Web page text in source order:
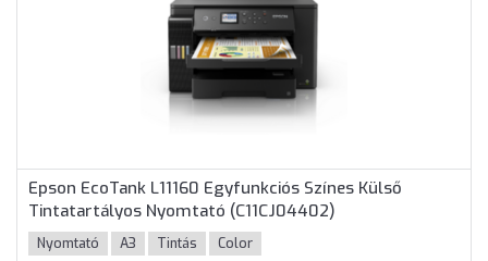
Epson EcoTank L11160 Egyfunkciós Színes Külső
Tintatartályos Nyomtató (C11CJ04402)
Nyomtató A3 Tintás Color